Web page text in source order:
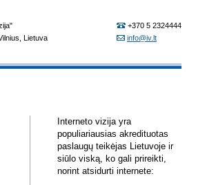
Interneto vizija yra
populiariausias akredituotas
paslaugų teikėjas Lietuvoje ir
siūlo viską, ko gali prireikti,
norint atsidurti internete: